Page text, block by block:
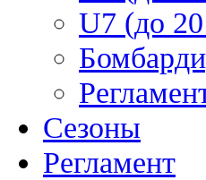
U7 (до
Сезоны
Регламент